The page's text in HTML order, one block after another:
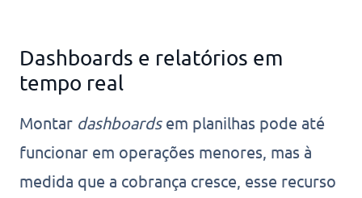
Dashboards e relatórios em
tempo real
Montar dashboardsem planilhas pode até
funcionar em operações menores, mas à
medida que a cobrança cresce, esse recurso